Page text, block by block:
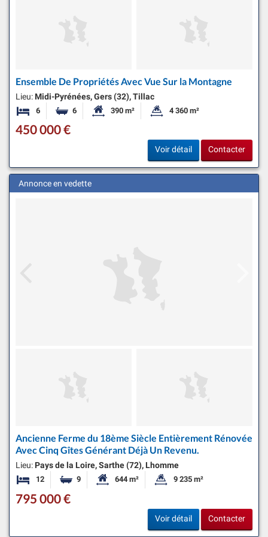
Ensemble De Propriétés Avec Vue Sur la Montagne
Lieu: Midi-Pyrénées, Gers (32), Tillac
6 Chambres
6 Salles de bainsSurface habitable:
390 m² Superficie du terrain:
4 360 m²
450 000 €
Voir détail Contacter
Annonce en vedette
Ancienne Ferme du 18ème Siècle Entièrement Rénovée
Avec Cinq Gîtes Générant Déjà Un Revenu.
Lieu: Pays de la Loire, Sarthe (72), Lhomme
12 Chambres
9 Salles de bainsSurface habitable:
644 m² Superficie du terrain:
9 235 m²
795 000 €
Voir détail Contacter